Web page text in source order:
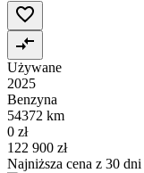
Używane
2025
Benzyna
54372 km
0 zł
122 900 zł
Najniższa cena z 30 dni